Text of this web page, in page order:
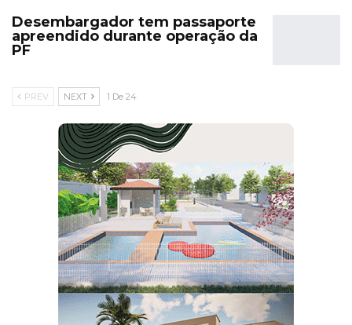
Desembargador tem passaporte
apreendido durante operação da
PF
PREV NEXT 1 De 24